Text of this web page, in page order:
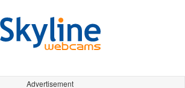
Advertisement